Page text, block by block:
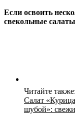
Если освоить
свекольные
Читайте также:
Салат
шубой»: